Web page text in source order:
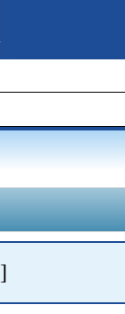
]